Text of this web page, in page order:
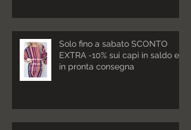
Solo fino a sabato SCONTO
EXTRA -10% sui capi in saldo e
in pronta consegna